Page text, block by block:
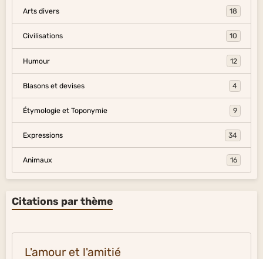
Arts divers 18
Civilisations 10
Humour 12
Blasons et devises 4
Étymologie et Toponymie 9
Expressions 34
Animaux 16
Citations par thème
L'amour et l'amitié